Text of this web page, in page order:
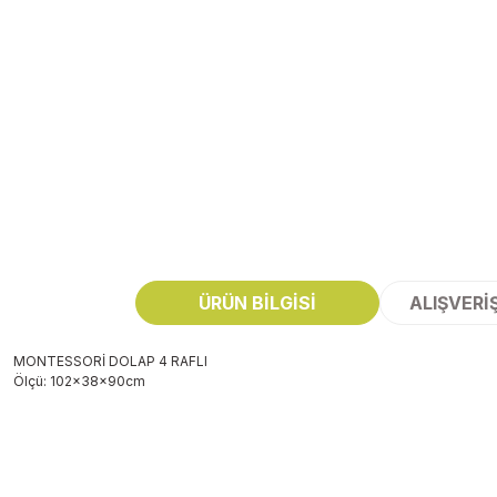
ÜRÜN BILGISI
MONTESSORİ DOLAP 4 RAFLI
Ölçü: 102x38x90cm